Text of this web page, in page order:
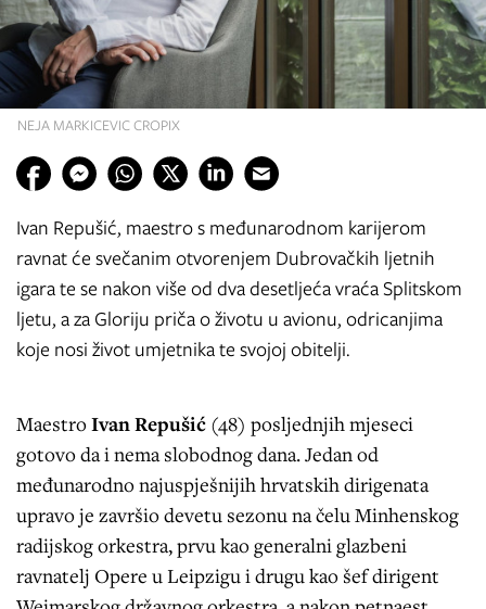
NEJA MARKICEVIC CROPIX
Ivan Repušić, maestro s međunarodnom karijerom
ravnat će svečanim otvorenjem Dubrovačkih ljetnih
igara te se nakon više od dva desetljeća vraća Splitskom
ljetu, a za Gloriju priča o životu u avionu, odricanjima
koje nosi život umjetnika te svojoj obitelji.
MaestroIvan Repušić (48) posljednjih mjeseci
gotovo da i nema slobodnog dana. Jedan od
međunarodno najuspješnijih hrvatskih dirigenata
upravo je završio devetu sezonu na čelu Minhenskog
radijskog orkestra, prvu kao generalni glazbeni
ravnatelj Opere u Leipzigu i drugu kao šef dirigent